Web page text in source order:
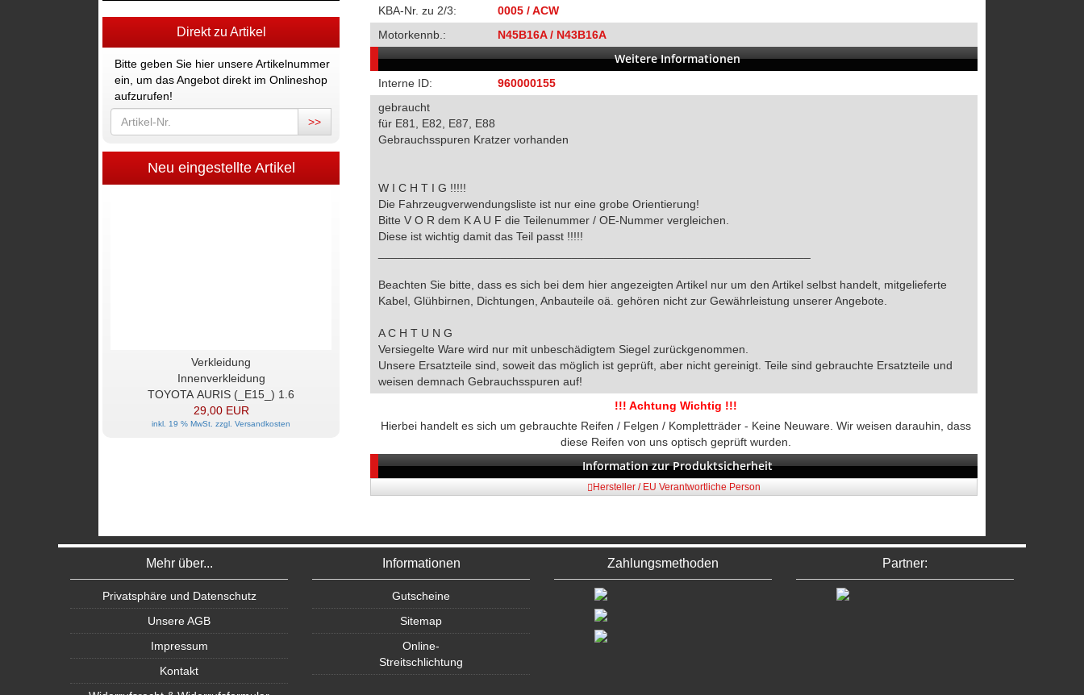
Direkt zu Artikel
Bitte geben Sie hier unsere Artikelnummer
ein, um das Angebot direkt im Onlineshop
aufzurufen!
>>
Neu eingestellte Artikel
Verkleidung
Innenverkleidung
TOYOTA AURIS (_E15_) 1.6
29,00 EUR
inkl. 19 % MwSt. zzgl.Versandkosten
KBA-Nr. zu 2/3:
0005 / ACW
Motorkennb.:
N45B16A / N43B16A
Weitere Informationen
Interne ID:
960000155
gebraucht
für E81, E82, E87, E88
Gebrauchsspuren Kratzer vorhanden
W I C H T I G !!!!!
Die Fahrzeugverwendungsliste ist nur eine grobe Orientierung!
Bitte V O R dem K A U F die Teilenummer / OE-Nummer vergleichen.
Diese ist wichtig damit das Teil passt !!!!!
Beachten Sie bitte, dass es sich bei dem hier angezeigten Artikel nur um den Artikel selbst handelt, mitgelieferte
Kabel, Glühbirnen, Dichtungen, Anbauteile oä. gehören nicht zur Gewährleistung unserer Angebote.
A C H T U N G
Versiegelte Ware wird nur mit unbeschädigtem Siegel zurückgenommen.
Unsere Ersatzteile sind, soweit das möglich ist geprüft, aber nicht gereinigt. Teile sind gebrauchte Ersatzteile und
weisen demnach Gebrauchsspuren auf!
!!! Achtung Wichtig !!!
Hierbei handelt es sich um gebrauchte Reifen / Felgen / Kompletträder - Keine Neuware. Wir weisen darauhin, dass
diese Reifen von uns optisch geprüft wurden.
Information zur Produktsicherheit
Hersteller / EU Verantwortliche Person
Mehr über...
Privatsphäre und Datenschutz
Unsere AGB
Impressum
Kontakt
Informationen
Gutscheine
Sitemap
Online-
Streitschlichtung
Zahlungsmethoden Partner: